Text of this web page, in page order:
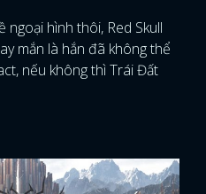
ngoại hình thôi, Red Skull
mắn là hắn đã không thể
nếu không thì Trái Đất